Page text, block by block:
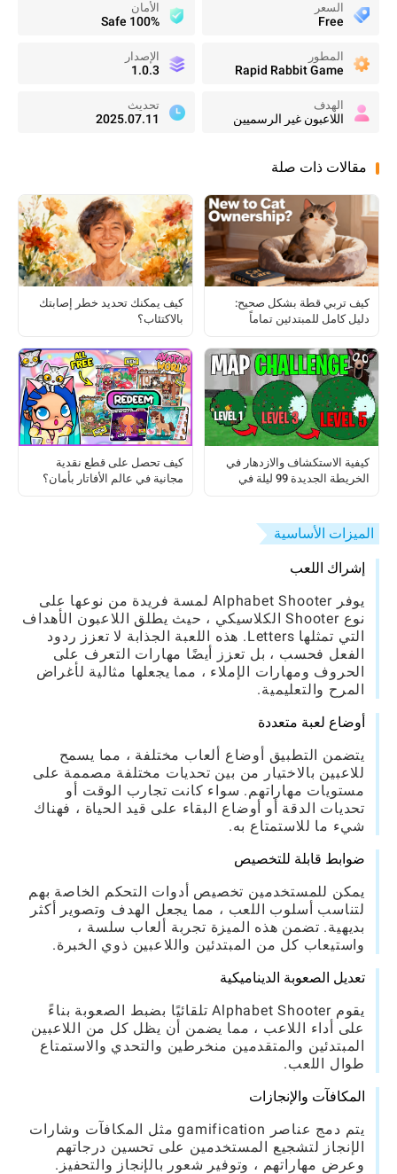
السعر
Free
الأمان
100% Safe
المطور
Rapid Rabbit Game
الإصدار
1.0.3
الهدف
اللاعبون غير الرسميين
تحديث
2025.07.11
مقالات ذات صلة
كيف تربي قطة بشكل صحيح:
دليل كامل للمبتدئين تماماً
كيف يمكنك تحديد خطر إصابتك
بالاكتئاب؟
كيفية الاستكشاف والازدهار في
الخريطة الجديدة 99 ليلة في
كيف تحصل على قطع نقدية
مجانية في عالم الأفاتار بأمان؟
الميزات الأساسية
إشراك اللعب
يوفر Alphabet Shooter لمسة فريدة من نوعها على
نوع Shooter الكلاسيكي ، حيث يطلق اللاعبون الأهداف
التي تمثلها Letters. هذه اللعبة الجذابة لا تعزز ردود
الفعل فحسب ، بل تعزز أيضًا مهارات التعرف على
الحروف ومهارات الإملاء ، مما يجعلها مثالية لأغراض
المرح والتعليمية.
أوضاع لعبة متعددة
يتضمن التطبيق أوضاع ألعاب مختلفة ، مما يسمح
للاعبين بالاختيار من بين تحديات مختلفة مصممة على
مستويات مهاراتهم. سواء كانت تجارب الوقت أو
تحديات الدقة أو أوضاع البقاء على قيد الحياة ، فهناك
شيء ما للاستمتاع به.
ضوابط قابلة للتخصيص
يمكن للمستخدمين تخصيص أدوات التحكم الخاصة بهم
لتناسب أسلوب اللعب ، مما يجعل الهدف وتصوير أكثر
بديهية. تضمن هذه الميزة تجربة ألعاب سلسة ،
واستيعاب كل من المبتدئين واللاعبين ذوي الخبرة.
تعديل الصعوبة الديناميكية
يقوم Alphabet Shooter تلقائيًا بضبط الصعوبة بناءً
على أداء اللاعب ، مما يضمن أن يظل كل من اللاعبين
المبتدئين والمتقدمين منخرطين والتحدي والاستمتاع
طوال اللعب.
المكافآت والإنجازات
يتم دمج عناصر gamification مثل المكافآت وشارات
الإنجاز لتشجيع المستخدمين على تحسين درجاتهم
وعرض مهاراتهم ، وتوفير شعور بالإنجاز والتحفيز.